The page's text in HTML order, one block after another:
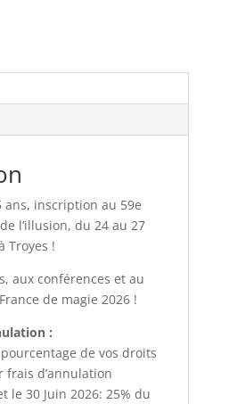
ans, inscription au 59e
l’illusion, du 24 au 27
Troyes !
aux conférences et au
de magie 2026 !
:
de vos droits
frais d’annulation
le 30 Juin 2026: 25% du